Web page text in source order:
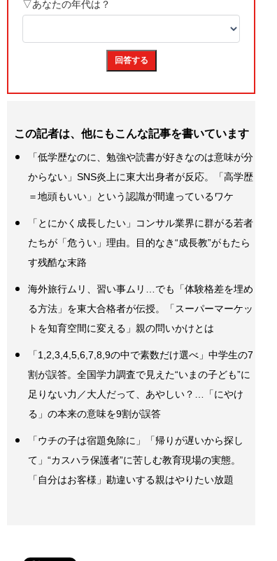
この記者は、他にもこんな記事を書いています
「低学歴なのに、勉強や読書が好きなのは意味が分
からない」SNS炎上に東大出身者が反応。「高学歴
＝地頭もいい」という認識が間違っているワケ
「とにかく成長したい」コンサル業界に群がる若者
たちが「危うい」理由。目的なき“成長教”がもたら
す残酷な末路
海外旅行ムリ、習い事ムリ…でも「体験格差を埋め
る方法」を東大合格者が伝授。「スーパーマーケッ
トを知育空間に変える」親の問いかけとは
「1,2,3,4,5,6,7,8,9の中で素数だけ選べ」中学生の7
割が誤答。全国学力調査で見えた“いまの子ども”に
足りない力／大人だって、あやしい？…「にやけ
る」の本来の意味を9割が誤答
「ウチの子は宿題免除に」「帰りが遅いから探し
て」“カスハラ保護者”に苦しむ教育現場の実態。
「自分はお客様」勘違いする親はやりたい放題